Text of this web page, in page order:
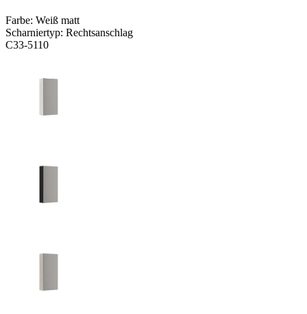
Farbe: Weiß matt
Scharniertyp: Rechtsanschlag
C33-5110